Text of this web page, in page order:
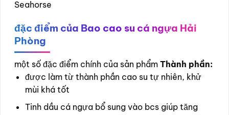
Seahorse
đặc điểm của Bao cao su cá ngựa Hải
Phòng
một số đặc điểm chính của sản phẩm Thành phần:
được làm từ thành phần cao su tự nhiên, khử
mùi khá tốt
Tinh dầu cá ngựa bổ sung vào bcs giúp tăng